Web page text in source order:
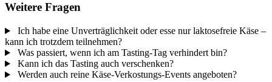
Weitere Fragen
Ich habe eine Unverträglichkeit oder esse nur laktosefreie Käse –
kann ich trotzdem teilnehmen?
Was passiert, wenn ich am Tasting-Tag verhindert bin?
Kann ich das Tasting auch verschenken?
Werden auch reine Käse-Verkostungs-Events angeboten?